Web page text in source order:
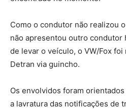
Como o condutor não realizou
não apresentou outro condutor
de levar o veículo, o VW/Fox
Detran via guincho.
Os envolvidos foram
a lavratura das notificações de